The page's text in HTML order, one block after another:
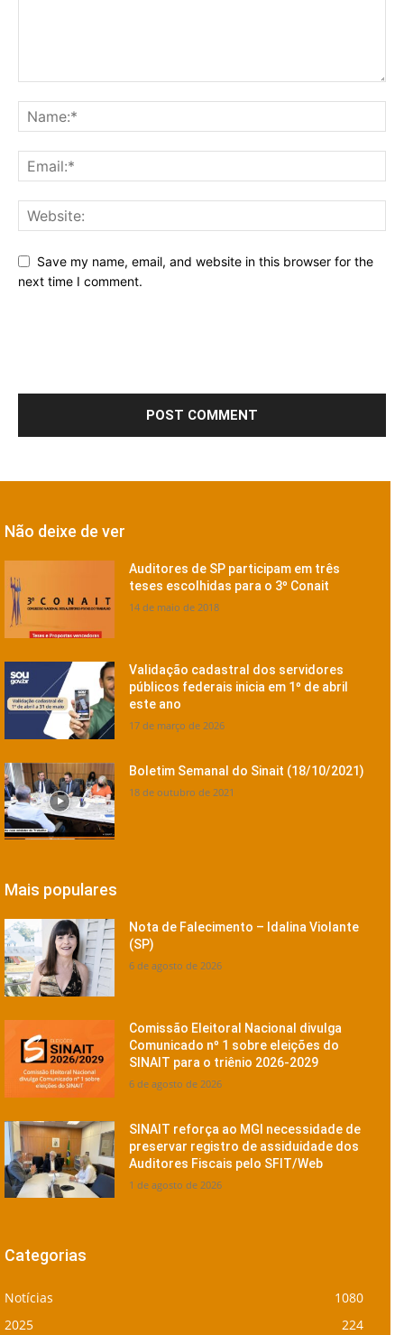
Save my name, email, and website in this browser for the
next time I comment.
Não deixe de ver
Auditores de SP participam em três
teses escolhidas para o 3º Conait
14 de maio de 2018
Validação cadastral dos servidores
públicos federais inicia em 1º de abril
este ano
17 de março de 2026
Boletim Semanal do Sinait (18/10/2021)
18 de outubro de 2021
Mais populares
Nota de Falecimento – Idalina Violante
(SP)
6 de agosto de 2026
Comissão Eleitoral Nacional divulga
Comunicado nº 1 sobre eleições do
SINAIT para o triênio 2026-2029
6 de agosto de 2026
SINAIT reforça ao MGI necessidade de
preservar registro de assiduidade dos
Auditores Fiscais pelo SFIT/Web
1 de agosto de 2026
Categorias
Notícias
1080
2025
224